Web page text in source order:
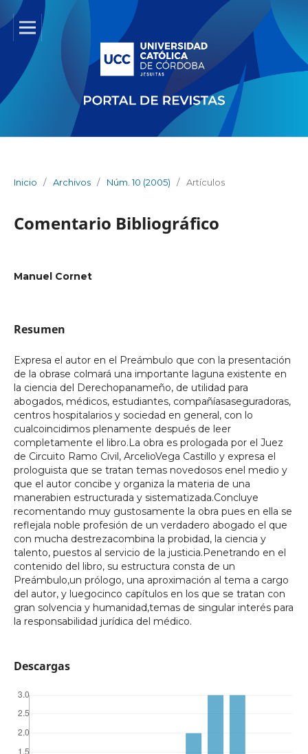
Inicio / Archivos / Núm. 10 (2005) / Artículos
Comentario Bibliográfico
Manuel Cornet
Resumen
Expresa el autor en el Preámbulo que con la presentación
de la obrase colmará una importante laguna existente en
la ciencia del Derechopanameño, de utilidad para
abogados, médicos, estudiantes, compañíasaseguradoras,
centros hospitalarios y sociedad en general, con lo
cualcoincidimos plenamente después de leer
completamente el libro.La obra es prologada por el Juez
de Circuito Ramo Civil, ArcelioVega Castillo y expresa el
prologuista que se tratan temas novedosos enel medio y
que el autor concibe y organiza la materia de una
manerabien estructurada y sistematizada.Concluye
recomentando muy gustosamente la obra pues en ella se
reflejala noble profesión de un verdadero abogado el que
con mucha destrezacombina la probidad, la ciencia y
talento, puestos al servicio de la justicia.Penetrando en el
contenido del libro, su estructura consta de un
Preámbulo,un prólogo, una aproximación al tema a cargo
del autor, y luegocinco capítulos en los que se tratan con
gran solvencia y humanidad,temas de singular interés para
la responsabilidad jurídica del médico.
Descargas